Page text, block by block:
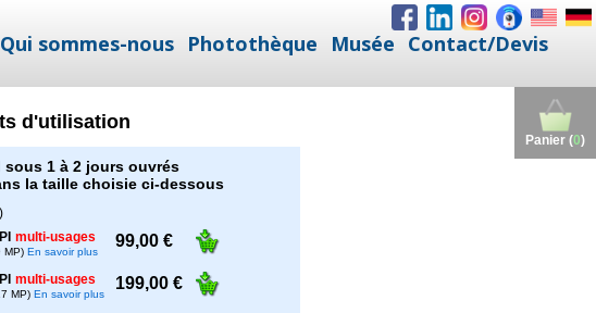
Qui sommes-nous Photothèque Musée Contact/Devis